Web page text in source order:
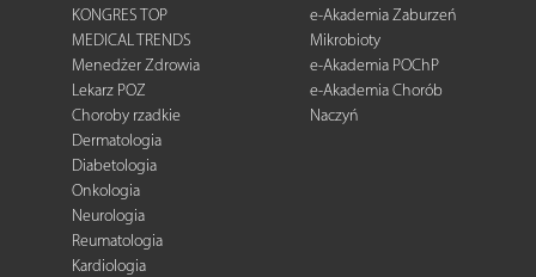
KONGRES TOP
MEDICAL TRENDS
Menedżer Zdrowia
Lekarz POZ
Choroby rzadkie
Dermatologia
Diabetologia
Onkologia
Neurologia
Reumatologia
Kardiologia
e-Akademia Zaburzeń
Mikrobioty
e-Akademia POChP
e-Akademia Chorób
Naczyń